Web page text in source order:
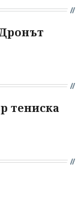
тениска